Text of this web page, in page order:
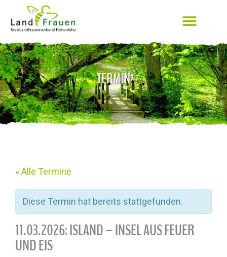
TERMIN
« Alle Termine
Diese Termin hat bereits stattgefunden.
11.03.2026: ISLAND – INSEL AUS FEUER
UND EIS